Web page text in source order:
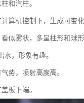
和汽柱。
算机控制下，生成可变
似雾状，多呈柱形和球
，形象有趣。
势，喷射高度高。
板下端。